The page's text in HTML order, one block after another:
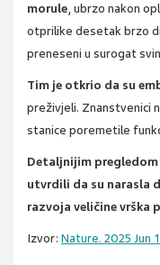
morule, ubrzo nakon
otprilike desetak brzo
preneseni u surogat
Tim je otkrio da su
preživjeli. Znanstvenici
stanice poremetile
Detaljnijim
utvrdili da su narasla
razvoja veličine vrška
Izvor: Nature. 2025 Jun